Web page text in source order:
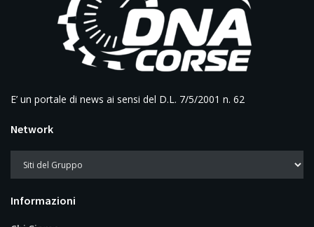
E’ un portale di news ai sensi del D.L. 7/5/2001 n. 62
Network
Informazioni